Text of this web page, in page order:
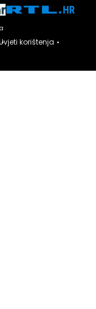
korištenja